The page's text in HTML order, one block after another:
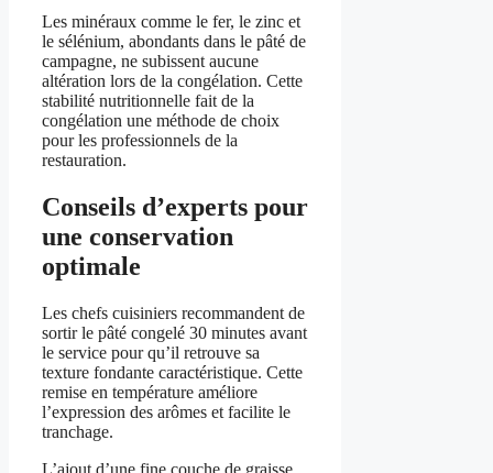
Les minéraux comme le fer, le zinc et
le sélénium, abondants dans le pâté de
campagne, ne subissent aucune
altération lors de la congélation. Cette
stabilité nutritionnelle fait de la
congélation une méthode de choix
pour les professionnels de la
restauration.
Conseils d’experts pour
une conservation
optimale
Les chefs cuisiniers recommandent de
sortir le pâté congelé 30 minutes avant
le service pour qu’il retrouve sa
texture fondante caractéristique. Cette
remise en température améliore
l’expression des arômes et facilite le
tranchage.